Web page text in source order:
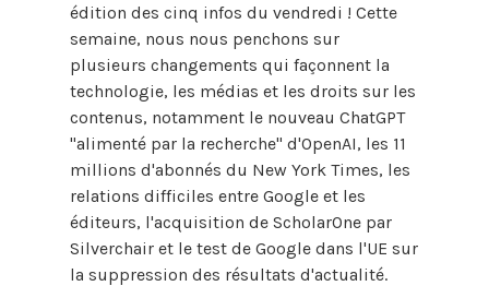
édition des cinq infos du vendredi ! Cette
semaine, nous nous penchons sur
plusieurs changements qui façonnent la
technologie, les médias et les droits sur les
contenus, notamment le nouveau ChatGPT
"alimenté par la recherche" d'OpenAI, les 11
millions d'abonnés du New York Times, les
relations difficiles entre Google et les
éditeurs, l'acquisition de ScholarOne par
Silverchair et le test de Google dans l'UE sur
la suppression des résultats d'actualité.